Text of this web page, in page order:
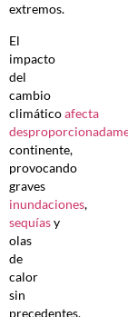
extremos.
El
impacto
del
cambio
climáticoafecta
continente,
provocando
graves
inundaciones,
sequíasy
olas
de
calor
sin
precedentes.